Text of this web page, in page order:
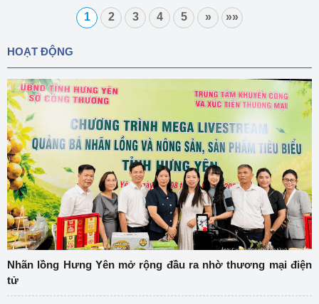
1 2 3 4 5 » »»
HOẠT ĐỘNG
Nhãn lồng Hưng Yên mở rộng đầu ra nhờ thương mại điện
tử